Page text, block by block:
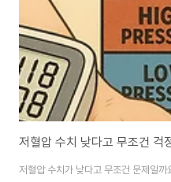
과적이죠. 반면..
저혈압 수치가 낮다고 무조건 문제일까